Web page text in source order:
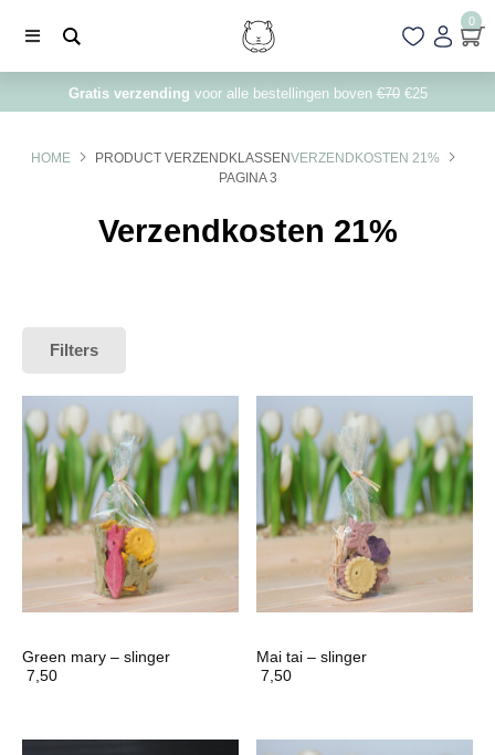
0
Gratis verzending voor alle bestellingen boven€70€25
HOME PRODUCT VERZENDKLASSENVERZENDKOSTEN 21%
PAGINA 3
Verzendkosten 21%
Filters
Green mary – slinger
7,50
Mai tai – slinger
7,50